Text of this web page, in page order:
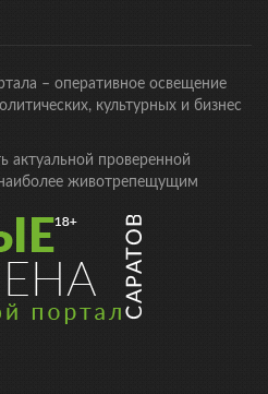
– оперативное освещение
культурных и бизнес
актуальной проверенной
животрепещущим